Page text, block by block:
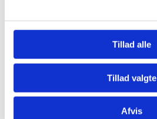
Tillad alle
Tillad valgte
Afvis
Gavekort 900 DKK
Christian Winthers Vej 2
DK-1860 Frederiksberg